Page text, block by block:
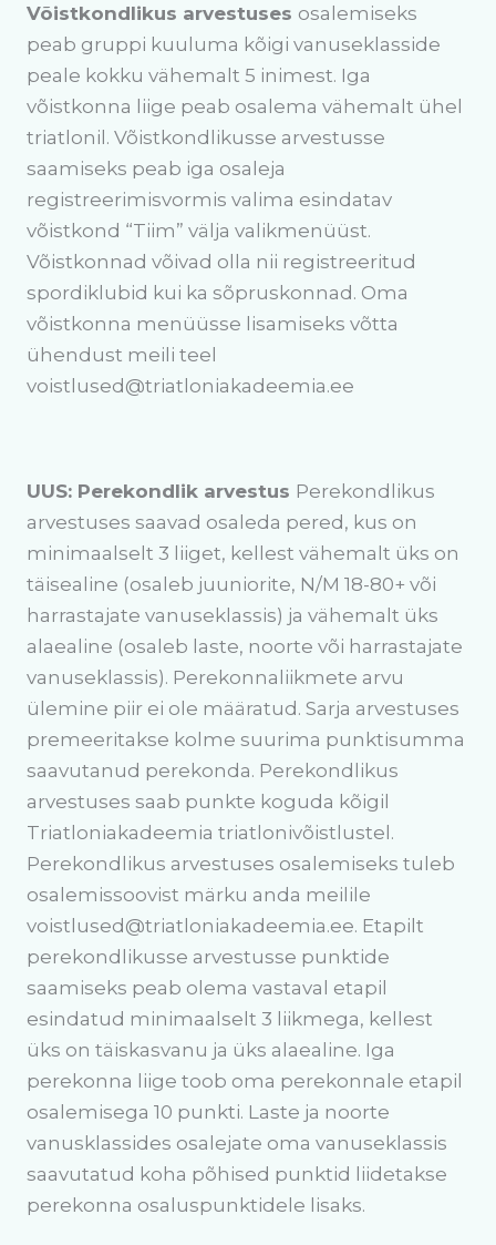
Võistkondlikus arvestuses osalemiseks
peab gruppi kuuluma kõigi vanuseklasside
peale kokku vähemalt 5 inimest. Iga
võistkonna liige peab osalema vähemalt ühel
triatlonil. Võistkondlikusse arvestusse
saamiseks peab iga osaleja
registreerimisvormis valima esindatav
võistkond “Tiim” välja valikmenüüst.
Võistkonnad võivad olla nii registreeritud
spordiklubid kui ka sõpruskonnad. Oma
võistkonna menüüsse lisamiseks võtta
ühendust meili teel
voistlused@triatloniakadeemia.ee
UUS: Perekondlik arvestus Perekondlikus
arvestuses saavad osaleda pered, kus on
minimaalselt 3 liiget, kellest vähemalt üks on
täisealine (osaleb juuniorite, N/M 18-80+ või
harrastajate vanuseklassis) ja vähemalt üks
alaealine (osaleb laste, noorte või harrastajate
vanuseklassis). Perekonnaliikmete arvu
ülemine piir ei ole määratud. Sarja arvestuses
premeeritakse kolme suurima punktisumma
saavutanud perekonda. Perekondlikus
arvestuses saab punkte koguda kõigil
Triatloniakadeemia triatlonivõistlustel.
Perekondlikus arvestuses osalemiseks tuleb
osalemissoovist märku anda meilile
voistlused@triatloniakadeemia.ee. Etapilt
perekondlikusse arvestusse punktide
saamiseks peab olema vastaval etapil
esindatud minimaalselt 3 liikmega, kellest
üks on täiskasvanu ja üks alaealine. Iga
perekonna liige toob oma perekonnale etapil
osalemisega 10 punkti. Laste ja noorte
vanusklassides osalejate oma vanuseklassis
saavutatud koha põhised punktid liidetakse
perekonna osaluspunktidele lisaks.